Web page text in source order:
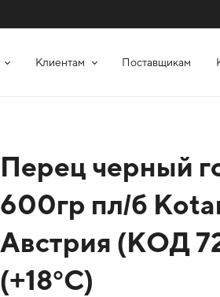
Клиентам Поставщикам
Перец черный
600гр пл/б
Австрия (КОД
(+18°С)